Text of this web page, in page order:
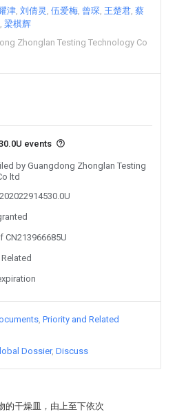
的干燥皿，由上至下依次
津 刘倩灵 伍爱梅 曾琛 王楚君 蔡
梁棋辉
Zhonglan Testing Technology Co
events
by Guangdong Zhonglan Testing
ltd
CN213966685U
Priority and Related
Dossier Discuss